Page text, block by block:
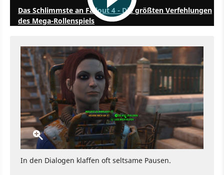
Das Schlimmste an Fallout 4 - Die größten Verfehlungen
des Mega-Rollenspiels
In den Dialogen klaffen oft seltsame Pausen.